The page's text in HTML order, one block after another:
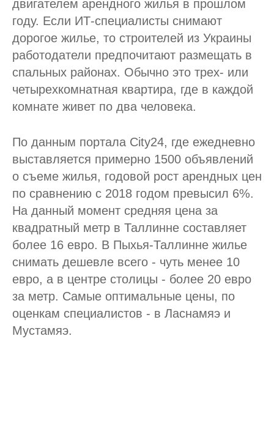
двигателем арендного жилья в прошлом
году. Если ИТ-специалисты снимают
дорогое жилье, то строителей из Украины
работодатели предпочитают размещать в
спальных районах. Обычно это трех- или
четырехкомнатная квартира, где в каждой
комнате живет по два человека.
По данным портала City24, где ежедневно
выставляется примерно 1500 объявлений
о съеме жилья, годовой рост арендных цен
по сравнению с 2018 годом превысил 6%.
На данный момент средняя цена за
квадратный метр в Таллинне составляет
более 16 евро. В Пыхья-Таллинне жилье
снимать дешевле всего - чуть менее 10
евро, а в центре столицы - более 20 евро
за метр. Самые оптимальные цены, по
оценкам специалистов - в Ласнамяэ и
Мустамяэ.